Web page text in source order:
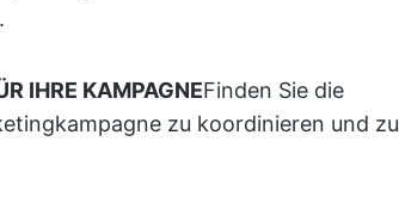
IHRE KAMPAGNEFinden Sie die
zu koordinieren und zu